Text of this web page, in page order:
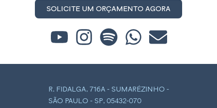
SOLICITE UM ORÇAMENTO AGORA
R. FIDALGA, 716A - SUMARÉZINHO -
SÃO PAULO - SP, 05432-070